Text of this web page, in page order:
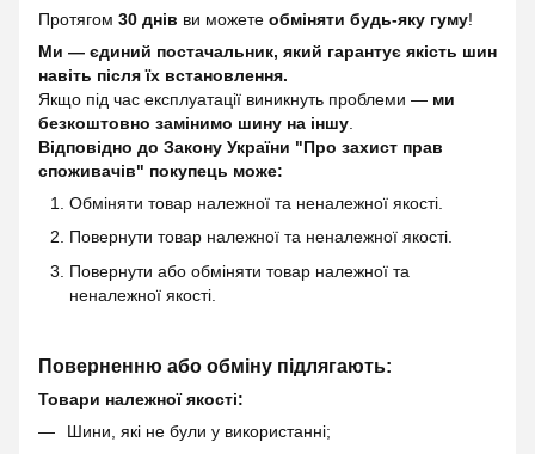
Протягом 30 днів ви можете обміняти будь-яку гуму!
Ми — єдиний постачальник, який гарантує якість шин
навіть після їх встановлення.
Якщо під час експлуатації виникнуть проблеми — ми
безкоштовно замінимо шину на іншу
Відповідно до Закону України "Про захист прав
споживачів" покупець може:
Обміняти товар належної та неналежної якості.
Повернути товар належної та неналежної якості.
Повернути або обміняти товар належної та
неналежної якості.
Поверненню або обміну підлягають:
Товари належної якості:
Шини, які не були у використанні;